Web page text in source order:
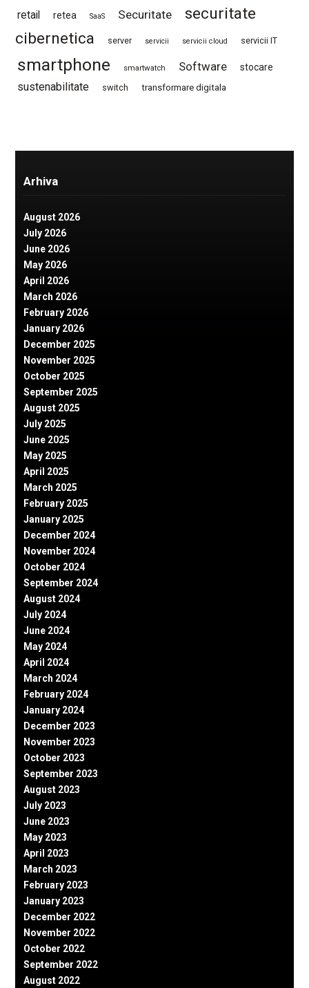
retail retea SaaS Securitate
securitate
cibernetica
server servicii servicii cloud servicii IT
smartphone smartwatch Software stocare
sustenabilitate switch transformare digitala
Arhiva
August 2026
July 2026
June 2026
May 2026
April 2026
March 2026
February 2026
January 2026
December 2025
November 2025
October 2025
September 2025
August 2025
July 2025
June 2025
May 2025
April 2025
March 2025
February 2025
January 2025
December 2024
November 2024
October 2024
September 2024
August 2024
July 2024
June 2024
May 2024
April 2024
March 2024
February 2024
January 2024
December 2023
November 2023
October 2023
September 2023
August 2023
July 2023
June 2023
May 2023
April 2023
March 2023
February 2023
January 2023
December 2022
November 2022
October 2022
September 2022
August 2022